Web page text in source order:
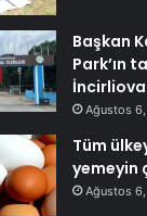
Başkan
Park’ın
İncirliova
Ağustos
Tüm
yemeyin
Ağustos